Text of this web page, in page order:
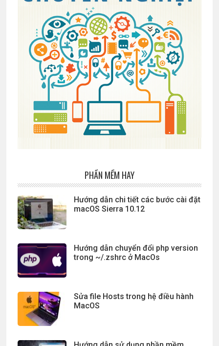
PHẦN MỀM HAY
Hướng dẫn chi tiết các bước cài đặt
macOS Sierra 10.12
Hướng dẫn chuyển đổi php version
trong ~/.zshrc ở MacOs
Sửa file Hosts trong hệ điều hành
MacOS